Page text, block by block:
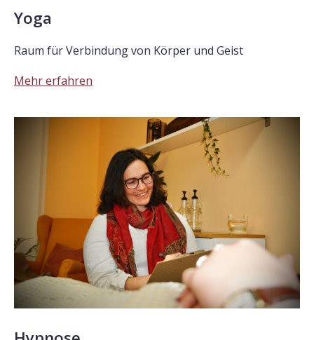
Yoga
Raum für Verbindung von Körper und Geist
Mehr erfahren